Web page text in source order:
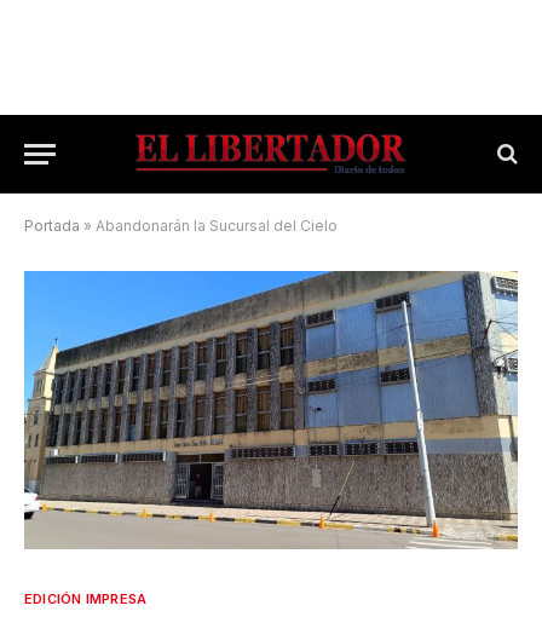
Portada » Abandonarán la Sucursal del Cielo
EDICIÓN IMPRESA